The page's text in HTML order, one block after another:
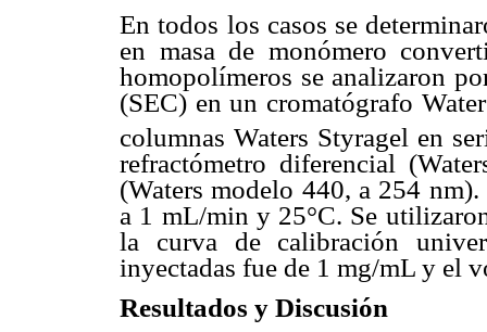
En todos los casos se
en masa de monómero
homopolímeros se analizaron
(SEC) en un cromatógrafo
columnas Waters Styragel en
refractómetro diferencial
(Waters modelo 440, a 254
a 1 mL/min y 25°C. Se
la curva de calibración
inyectadas fue de 1 mg/mL y el
Resultados y Discusión